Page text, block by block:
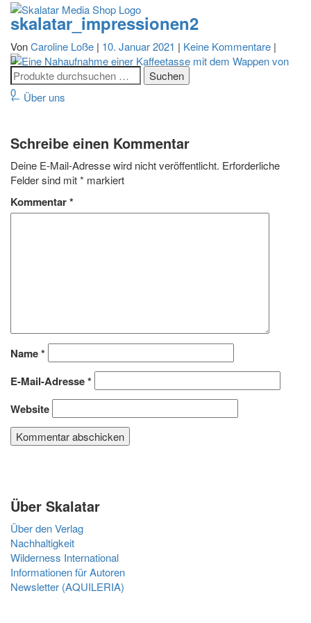
0
skalatar_impressionen2
VonCaroline Loße | 10. Januar 2021 | Keine Kommentare |
Beitragsnavigation
← Über uns
Schreibe einen Kommentar
Deine E-Mail-Adresse wird nicht veröffentlicht. Erforderliche
Felder sind mit* markiert
Kommentar*
Name*
E-Mail-Adresse*
Website
Über Skalatar
Über den Verlag
Nachhaltigkeit
Wilderness International
Informationen für Autoren
Newsletter (AQUILERIA)